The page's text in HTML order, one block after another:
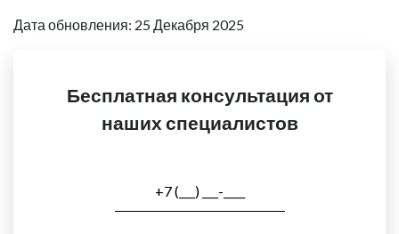
Дата обновления: 25 Декабря 2025
Бесплатная консультация от
наших специалистов